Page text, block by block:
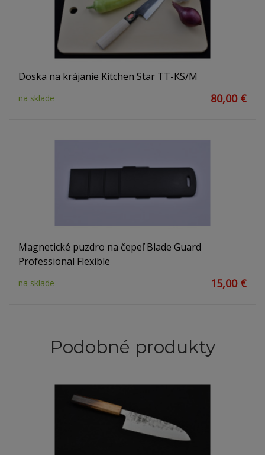
Doska na krájanie Kitchen Star TT-KS/M
na sklade 80,00 €
Magnetické puzdro na čepeľ Blade Guard
Professional Flexible
na sklade 15,00 €
Podobné produkty